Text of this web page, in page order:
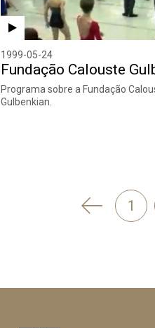
1999-05-24
Fundação Calouste
Programa sobre a Fundação
Gulbenkian.
'
1